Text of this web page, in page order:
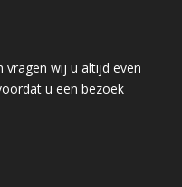
wij u altijd even
u een bezoek